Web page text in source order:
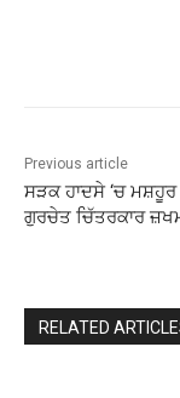
Previous article
ਸੜਕ ਹਾਦਸੇ ‘ਚ
ਗੁਰਚੇਤ ਚਿੱਤਰਕਾਰ
RELATED